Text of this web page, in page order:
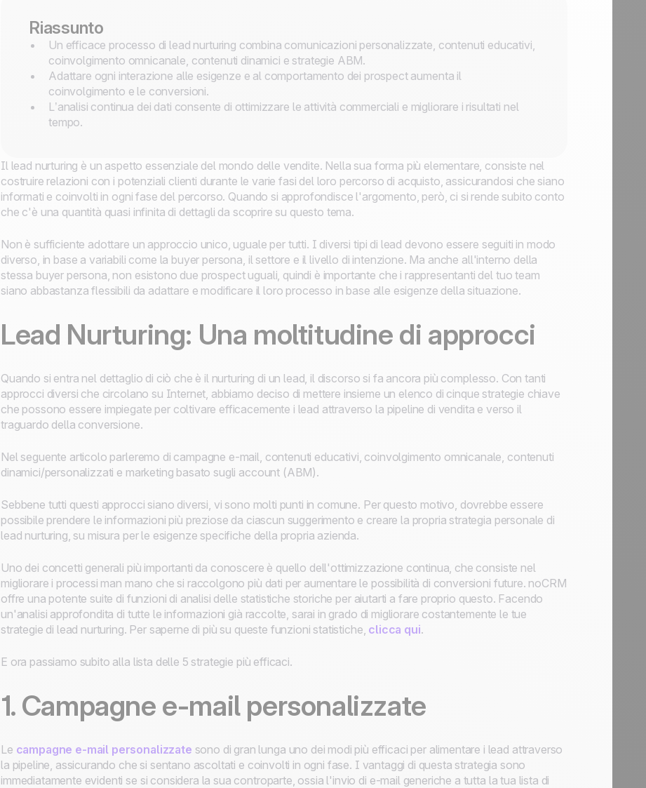
Riassunto
Un efficace processo di lead nurturing combina comunicazioni personalizzate, contenuti educativi,
coinvolgimento omnicanale, contenuti dinamici e strategie ABM.
Adattare ogni interazione alle esigenze e al comportamento dei prospect aumenta il
coinvolgimento e le conversioni.
L’analisi continua dei dati consente di ottimizzare le attività commerciali e migliorare i risultati nel
tempo.
Il lead nurturing è un aspetto essenziale del mondo delle vendite. Nella sua forma più elementare, consiste nel
costruire relazioni con i potenziali clienti durante le varie fasi del loro percorso di acquisto, assicurandosi che siano
informati e coinvolti in ogni fase del percorso. Quando si approfondisce l'argomento, però, ci si rende subito conto
che c'è una quantità quasi infinita di dettagli da scoprire su questo tema.
Non è sufficiente adottare un approccio unico, uguale per tutti. I diversi tipi di lead devono essere seguiti in modo
diverso, in base a variabili come la buyer persona, il settore e il livello di intenzione. Ma anche all'interno della
stessa buyer persona, non esistono due prospect uguali, quindi è importante che i rappresentanti del tuo team
siano abbastanza flessibili da adattare e modificare il loro processo in base alle esigenze della situazione.
Lead Nurturing: Una moltitudine di approcci
Quando si entra nel dettaglio di ciò che è il nurturing di un lead, il discorso si fa ancora più complesso. Con tanti
approcci diversi che circolano su Internet, abbiamo deciso di mettere insieme un elenco di cinque strategie chiave
che possono essere impiegate per coltivare efficacemente i lead attraverso la pipeline di vendita e verso il
traguardo della conversione.
Nel seguente articolo parleremo di campagne e-mail, contenuti educativi, coinvolgimento omnicanale, contenuti
dinamici/personalizzati e marketing basato sugli account (ABM).
Sebbene tutti questi approcci siano diversi, vi sono molti punti in comune. Per questo motivo, dovrebbe essere
possibile prendere le informazioni più preziose da ciascun suggerimento e creare la propria strategia personale di
lead nurturing, su misura per le esigenze specifiche della propria azienda.
Uno dei concetti generali più importanti da conoscere è quello dell'ottimizzazione continua, che consiste nel
migliorare i processi man mano che si raccolgono più dati per aumentare le possibilità di conversioni future. noCRM
offre una potente suite di funzioni di analisi delle statistiche storiche per aiutarti a fare proprio questo. Facendo
un'analisi approfondita di tutte le informazioni già raccolte, sarai in grado di migliorare costantemente le tue
strategie di lead nurturing. Per saperne di più su queste funzioni statistiche, clicca qui.
E ora passiamo subito alla lista delle 5 strategie più efficaci.
1. Campagne e-mail personalizzate
Le campagne e-mail personalizzate sono di gran lunga uno dei modi più efficaci per alimentare i lead attraverso
la pipeline, assicurando che si sentano ascoltati e coinvolti in ogni fase. I vantaggi di questa strategia sono
immediatamente evidenti se si considera la sua controparte, ossia l'invio di e-mail generiche a tutta la tua lista di